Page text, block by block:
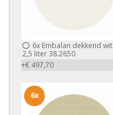
6x Embalan dekkend wit
2,5 liter 38.2650
+€ 497,70
6x